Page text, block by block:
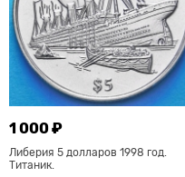
1 000 ₽
Либерия 5 долларов 1998 год.
Титаник.